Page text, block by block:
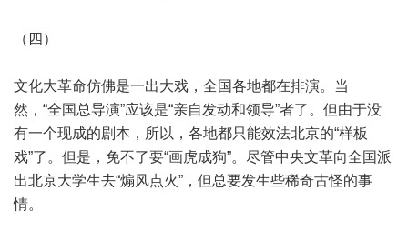
（四）
文化大革命仿佛是一出大戏，全国各地都在排演。当
然，“全国总导演”应该是“亲自发动和领导”者了。但由于没
有一个现成的剧本，所以，各地都只能效法北京的“样板
戏”了。但是，免不了要“画虎成狗”。尽管中央文革向全国派
出北京大学生去“煽风点火”，但总要发生些稀奇古怪的事
情。